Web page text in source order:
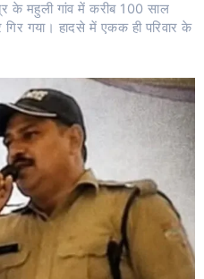
के महुली गांव में करीब 100 साल
गया। हादसे में एकक ही परिवार के